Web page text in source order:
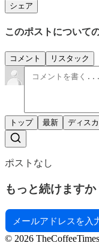
シェア
このポストについて
コメント リスタック
トップ 最新 ディス
ポストなし
もっと続けますか
© 2026 TheCoffeeTimes